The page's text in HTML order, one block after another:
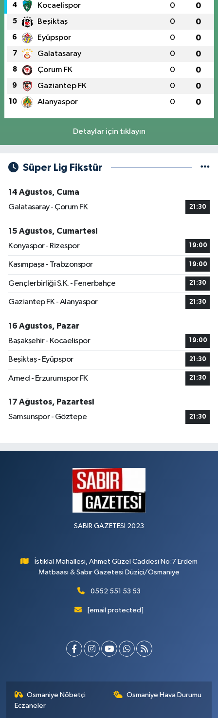
4 Kocaelispor 0 0
5 Beşiktaş 0 0
6 Eyüpspor 0 0
7 Galatasaray 0 0
8 Çorum FK 0 0
9 Gaziantep FK 0 0
10 Alanyaspor 0 0
Detaylar için tıklayın
Süper Lig Fikstür
14 Ağustos, Cuma
Galatasaray - Çorum FK
21:30
15 Ağustos, Cumartesi
Konyaspor - Rizespor
19:00
Kasımpaşa - Trabzonspor 19:00
Gençlerbirliği S.K. - Fenerbahçe 21:30
Gaziantep FK - Alanyaspor 21:30
16 Ağustos, Pazar
Başakşehir - Kocaelispor
19:00
Beşiktaş - Eyüpspor 21:30
Amed - Erzurumspor FK 21:30
17 Ağustos, Pazartesi
Samsunspor - Göztepe
21:30
SABIR GAZETESİ 2023
İstiklal Mahallesi, Ahmet Güzel Caddesi No:7 Erdem
Matbaası & Sabır Gazetesi Düziçi/Osmaniye
0552 551 53 53
[email protected]
Osmaniye Nöbetçi
Eczaneler
Osmaniye Hava Durumu